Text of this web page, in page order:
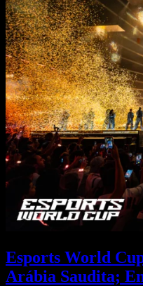
Esports World
Arábia Saudita;